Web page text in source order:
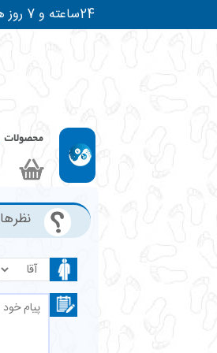
24ساعته و 7 روز هفته پاسخگوی شما هستیم
محصولات
نظرها